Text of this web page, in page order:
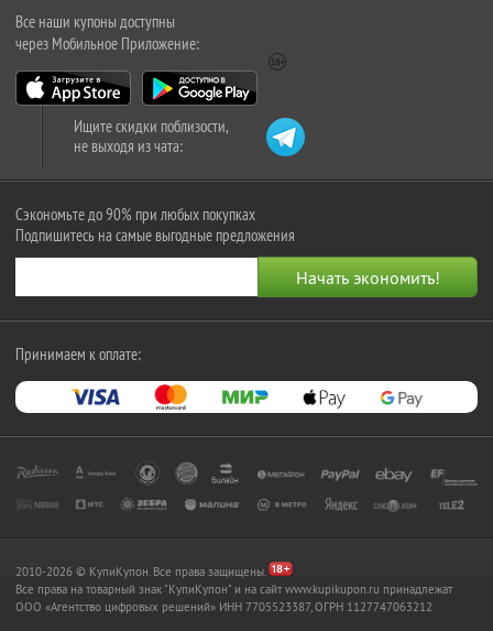
Все наши купоны доступны
через Мобильное Приложение:
Ищите скидки поблизости,
не выходя из чата:
Сэкономьте до 90% при любых покупках
Подпишитесь на самые выгодные предложения
Принимаем к оплате:
2010-2026 © КупиКупон. Все права защищены.
Все права на товарный знак "КупиКупон" и на сайт www.kupikupon.ru принадлежат
OOO «Агентство цифровых решений» ИНН 7705523387, ОГРН 1127747063212